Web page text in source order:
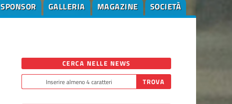
SPONSOR GALLERIA MAGAZINE SOCIETÀ
CERCA NELLE NEWS